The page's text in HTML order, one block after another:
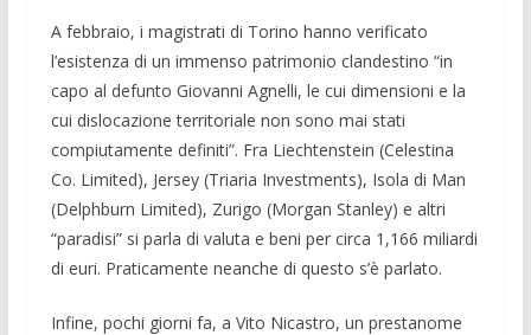
A febbraio, i magistrati di Torino hanno verificato
l’esistenza di un immenso patri­monio clandestino “in
capo al defunto Giovanni Agnelli, le cui dimensioni e la
cui dislocazione territoriale non sono mai stati
compiutamente definiti”. Fra Liech­tenstein (Celestina
Co. Limited), Jersey (Triaria Investments), Isola di Man
(Del­phburn Limited), Zurigo (Morgan Stanley) e altri
“paradisi” si parla di valuta e beni per circa 1,166 miliardi
di euri. Pratica­mente neanche di questo s’è parlato.
Infine, pochi giorni fa, a Vito Nicastro, un prestanome